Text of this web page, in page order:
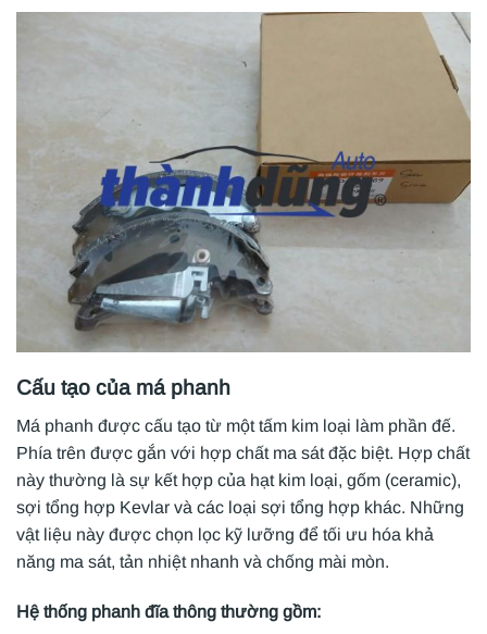
Cấu tạo của má phanh
Má phanh được cấu tạo từ một tấm kim loại làm phần đế.
Phía trên được gắn với hợp chất ma sát đặc biệt. Hợp chất
này thường là sự kết hợp của hạt kim loại, gốm (ceramic),
sợi tổng hợp Kevlar và các loại sợi tổng hợp khác. Những
vật liệu này được chọn lọc kỹ lưỡng để tối ưu hóa khả
năng ma sát, tản nhiệt nhanh và chống mài mòn.
Hệ thống phanh đĩa thông thường gồm: